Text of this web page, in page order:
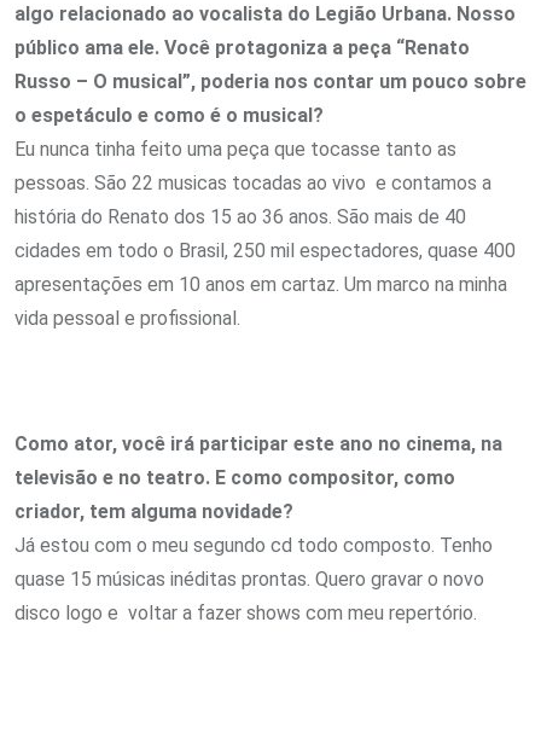
algo relacionado ao vocalista do Legião Urbana. Nosso
público ama ele. Você protagoniza a peça “Renato
Russo – O musical”, poderia nos contar um pouco sobre
o espetáculo e como é o musical?
Eu nunca tinha feito uma peça que tocasse tanto as
pessoas. São 22 musicas tocadas ao vivo e contamos a
história do Renato dos 15 ao 36 anos. São mais de 40
cidades em todo o Brasil, 250 mil espectadores, quase 400
apresentações em 10 anos em cartaz. Um marco na minha
vida pessoal e profissional.
Como ator, você irá participar este ano no cinema, na
televisão e no teatro. E como compositor, como
criador, tem alguma novidade?
Já estou com o meu segundo cd todo composto. Tenho
quase 15 músicas inéditas prontas. Quero gravar o novo
disco logo e voltar a fazer shows com meu repertório.